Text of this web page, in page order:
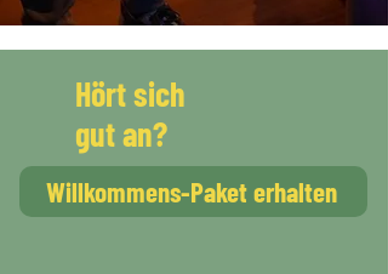
Hört sich
gut an?
Willkommens-Paket erhalten